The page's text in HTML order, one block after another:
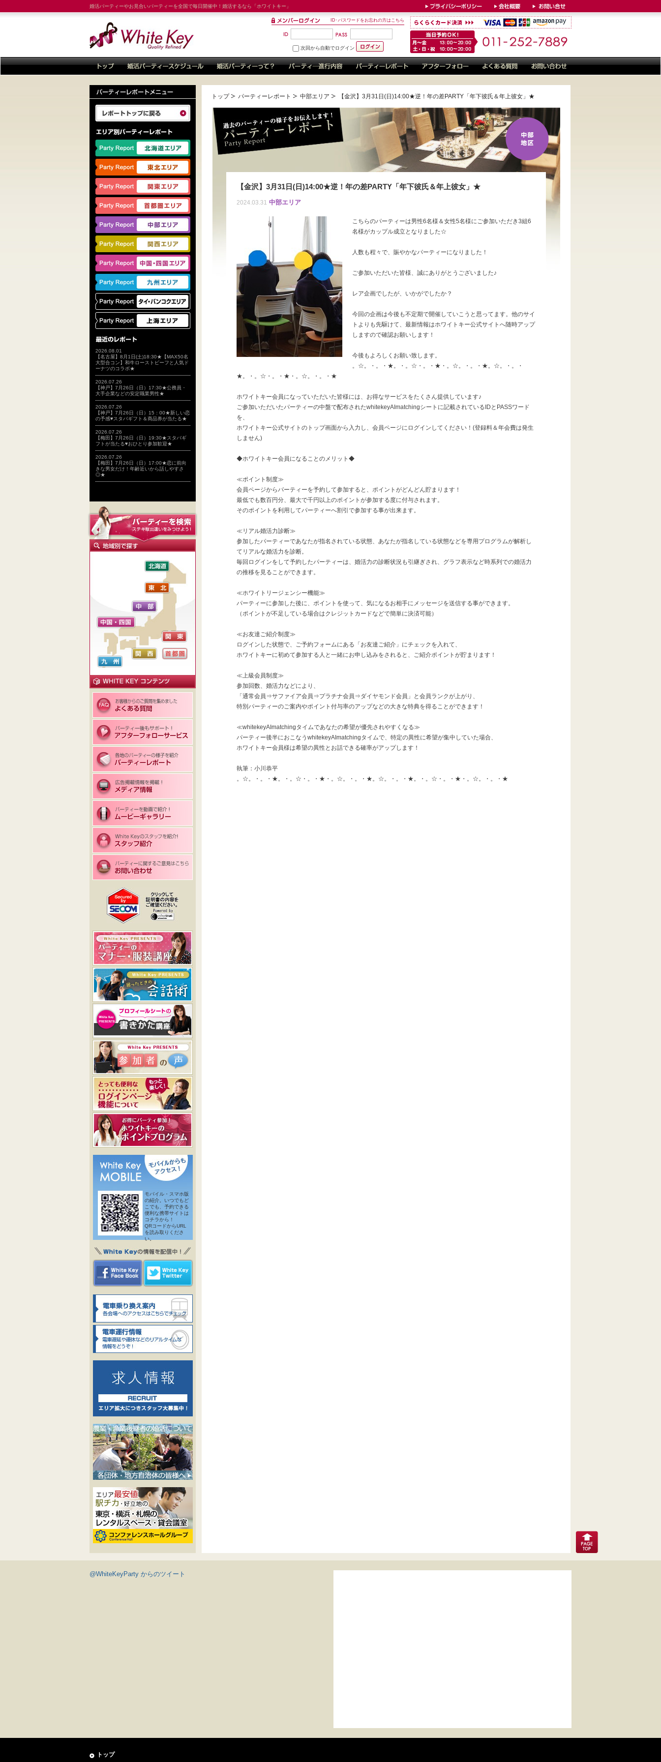
婚活パーティーやお見合いパーティーを全国で毎日開催中！婚活するなら「ホワイトキー」
ID･パスワードをお忘れの方はこちら
次回から自動でログイン
2026.08.01
【名古屋】8月1日(土)18:30★【MAX50名
大型合コン】和牛ローストビーフと人気ド
ーナツのコラボ★
2026.07.26
【神戸】7月26日（日）17:30★公務員・
大手企業などの安定職業男性★
2026.07.26
【神戸】7月26日（日）15：00★新しい恋
の予感♥スタバギフト＆商品券が当たる★
2026.07.26
【梅田】7月26日（日）19:30★スタバギ
フトが当たる♥おひとり参加歓迎★
2026.07.26
【梅田】7月26日（日）17:00★恋に前向
きな男女だけ！年齢近いから話しやすさ
◎★
モバイル・スマホ版
の紹介。いつでもど
こでも、予約できる
便利な携帯サイトは
コチラから！
QRコードからURL
を読み取りくださ
い。
トップ パーティーレポート 中部エリア 【金沢】3月31日(日)14:00★逆！年の差PARTY「年下彼氏＆年上彼女」★
【金沢】3月31日(日)14:00★逆！年の差PARTY「年下彼氏＆年上彼女」★
2024.03.31 中部エリア
こちらのパーティーは男性6名様＆女性5名様にご参加いただき3組6
名様がカップル成立となりました☆
人数も程々で、賑やかなパーティーになりました！
ご参加いただいた皆様、誠にありがとうございました♪
レア企画でしたが、いかがでしたか？
今回の企画は今後も不定期で開催していこうと思ってます。他のサイ
トよりも先駆けて、最新情報はホワイトキー公式サイトへ随時アップ
しますので確認お願いします！
今後もよろしくお願い致します。
。☆。・。・★。・。☆・。・★・。☆。・。・★。☆。・。・
★。・。☆・。・★・。☆。・。・★
ホワイトキー会員になっていただいた皆様には、お得なサービスをたくさん提供しています♪
ご参加いただいたパーティーの中盤で配布されたwhitekeyAImatchingシートに記載されているIDとPASSワード
を、
ホワイトキー公式サイトのトップ画面から入力し、会員ページにログインしてください！(登録料＆年会費は発生
しません)
◆ホワイトキー会員になることのメリット◆
≪ポイント制度≫
会員ページからパーティーを予約して参加すると、ポイントがどんどん貯まります！
最低でも数百円分、最大で千円以上のポイントが参加する度に付与されます。
そのポイントを利用してパーティーへ割引で参加する事が出来ます。
≪リアル婚活力診断≫
参加したパーティーであなたが指名されている状態、あなたが指名している状態などを専用プログラムが解析し
てリアルな婚活力を診断。
毎回ログインをして予約したパーティーは、婚活力の診断状況も引継ぎされ、グラフ表示など時系列での婚活力
の推移を見ることができます。
≪ホワイトリージェンシー機能≫
パーティーに参加した後に、ポイントを使って、気になるお相手にメッセージを送信する事ができます。
（ポイントが不足している場合はクレジットカードなどで簡単に決済可能）
≪お友達ご紹介制度≫
ログインした状態で、ご予約フォームにある「お友達ご紹介」にチェックを入れて、
ホワイトキーに初めて参加する人と一緒にお申し込みをされると、ご紹介ポイントが貯まります！
≪上級会員制度≫
参加回数、婚活力などにより、
「通常会員⇒サファイア会員⇒プラチナ会員⇒ダイヤモンド会員」と会員ランクが上がり、
特別パーティーのご案内やポイント付与率のアップなどの大きな特典を得ることができます！
≪whitekeyAImatchingタイムであなたの希望が優先されやすくなる≫
パーティー後半におこなうwhitekeyAImatchingタイムで、特定の異性に希望が集中していた場合、
ホワイトキー会員様は希望の異性とお話できる確率がアップします！
執筆：小川恭平
。☆。・。・★。・。☆・。・★・。☆。・。・★。☆。・。・★。・。☆・。・★・。☆。・。・★
@WhiteKeyParty からのツイート
トップ